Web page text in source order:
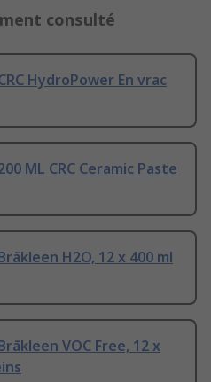
consulté
HydroPower En vrac
ML CRC Ceramic Paste
H2O, 12 x 400 ml
VOC Free, 12 x